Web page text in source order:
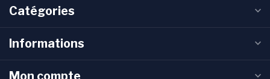
Catégories
Informations
Mon compte